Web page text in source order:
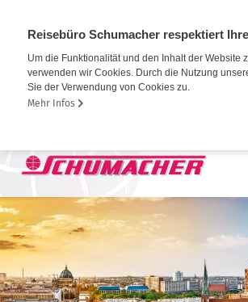
Reisebüro Schumacher respektiert
Um die Funktionalität und den Inhalt der Website
verwenden wir Cookies. Durch die Nutzung
Sie der Verwendung von Cookies zu.
Mehr Infos